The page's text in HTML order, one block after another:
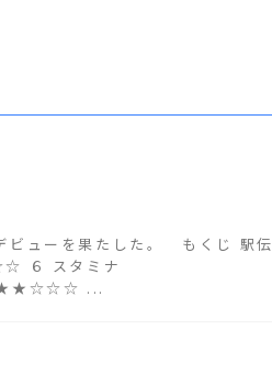
ビューを果たした。 もくじ 駅伝
６ スタミナ
...